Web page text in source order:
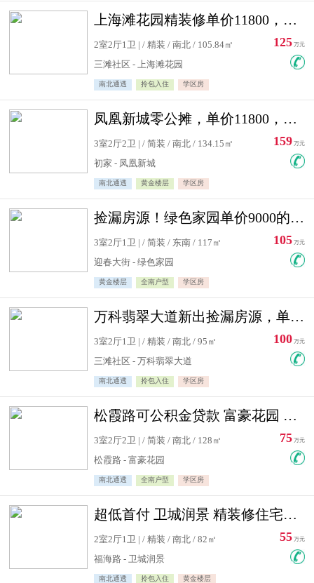
上海滩花园精装修单价11800，价格最低的两居室，无敌视野
2室2厅1卫 | / 精装 / 南北 / 105.84㎡
三滩社区 - 上海滩花园
南北通透 拎包入住 学区房
125 万元
凤凰新城零公摊，单价11800，白银楼层，一个车库另算
3室2厅2卫 | / 简装 / 南北 / 134.15㎡
初家 - 凤凰新城
南北通透 黄金楼层 学区房
159 万元
捡漏房源！绿色家园单价9000的大三居，实验小学永明双学区
3室2厅1卫 | / 简装 / 东南 / 117㎡
迎春大街 - 绿色家园
黄金楼层 全南户型 学区房
105 万元
万科翡翠大道新出捡漏房源，单价10500精装修
3室2厅1卫 | / 精装 / 南北 / 95㎡
三滩社区 - 万科翡翠大道
南北通透 拎包入住 学区房
100 万元
松霞路可公积金贷款 富豪花园 复式住宅急售送小棚
3室2厅2卫 | / 简装 / 南北 / 128㎡
松霞路 - 富豪花园
南北通透 全南户型 学区房
75 万元
超低首付 卫城润景 精装修住宅急售 可公积金贷款
2室2厅1卫 | / 精装 / 南北 / 82㎡
福海路 - 卫城润景
南北通透 拎包入住 黄金楼层
55 万元